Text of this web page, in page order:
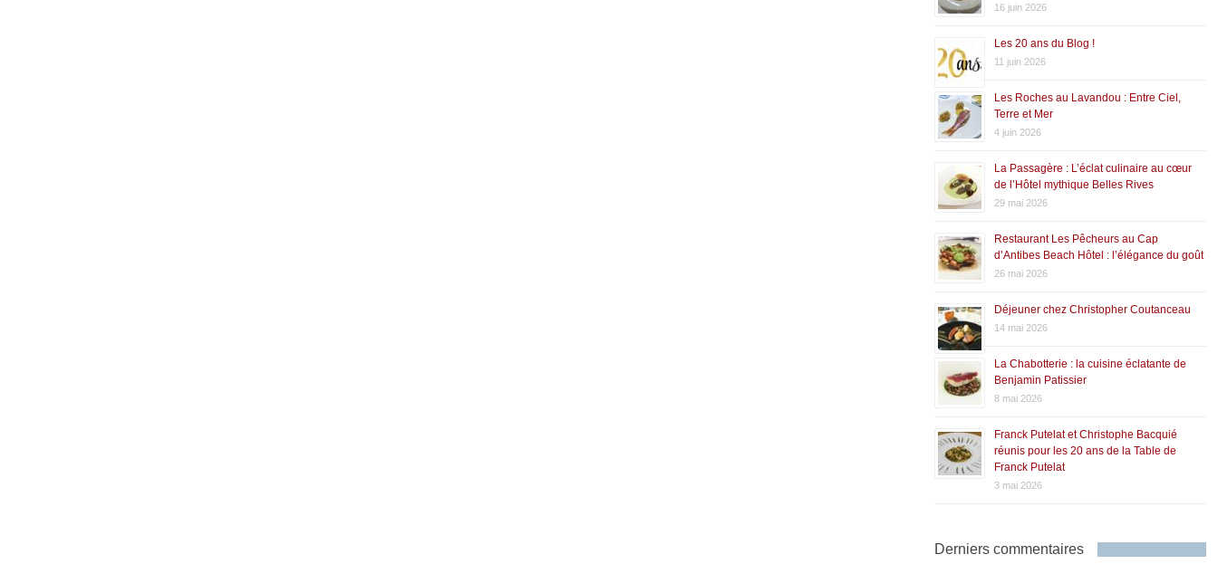
16 juin 2026
Les 20 ans du Blog !
11 juin 2026
Les Roches au Lavandou : Entre Ciel,
Terre et Mer
4 juin 2026
La Passagère : L’éclat culinaire au cœur
de l’Hôtel mythique Belles Rives
29 mai 2026
Restaurant Les Pêcheurs au Cap
d’Antibes Beach Hôtel : l’élégance du goût
26 mai 2026
Déjeuner chez Christopher Coutanceau
14 mai 2026
La Chabotterie : la cuisine éclatante de
Benjamin Patissier
8 mai 2026
Franck Putelat et Christophe Bacquié
réunis pour les 20 ans de la Table de
Franck Putelat
3 mai 2026
Derniers commentaires